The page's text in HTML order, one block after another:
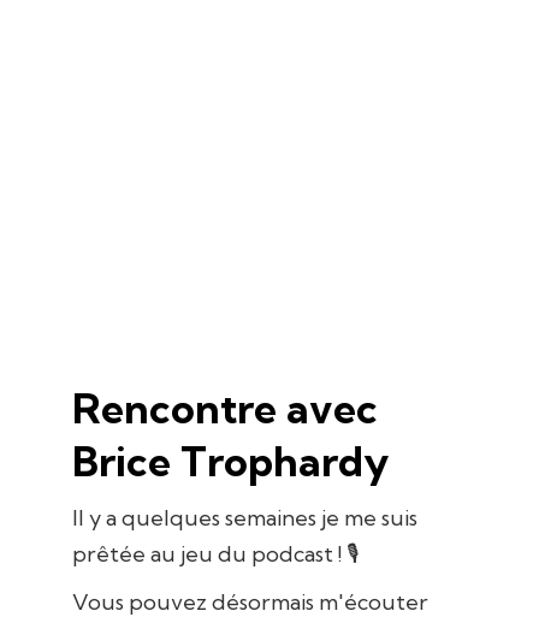
Rencontre avec
Brice Trophardy
Il y a quelques semaines je me suis
prêtée au jeu du podcast ! 🎙
Vous pouvez désormais m'écouter